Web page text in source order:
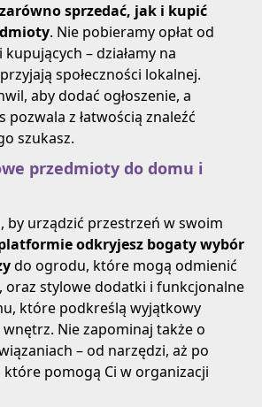
sprzedać, jak i kupić
. Nie pobieramy opłat od
– działamy na
społeczności lokalnej.
aby dodać ogłoszenie, a
z łatwością znaleźć
szukasz.
przedmioty do domu i
by urządzić przestrzeń w swoim
odkryjesz bogaty wybór
do ogrodu, które mogą odmienić
oraz stylowe dodatki i funkcjonalne
które podkreślą wyjątkowy
Nie zapominaj także o
– od narzędzi, aż po
które pomogą Ci w organizacji